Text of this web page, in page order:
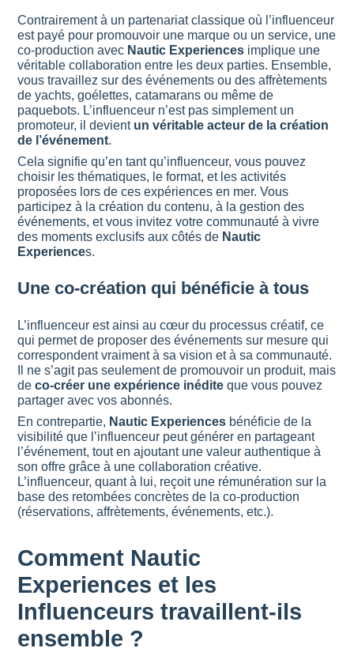
Contrairement à un partenariat classique où l’influenceur
est payé pour promouvoir une marque ou un service, une
co-production avec Nautic Experiences implique une
véritable collaboration entre les deux parties. Ensemble,
vous travaillez sur des événements ou des affrètements
de yachts, goélettes, catamarans ou même de
paquebots. L’influenceur n’est pas simplement un
promoteur, il devient un véritable acteur de la création
de l’événement.
Cela signifie qu’en tant qu’influenceur, vous pouvez
choisir les thématiques, le format, et les activités
proposées lors de ces expériences en mer. Vous
participez à la création du contenu, à la gestion des
événements, et vous invitez votre communauté à vivre
des moments exclusifs aux côtés de Nautic
Experiences.
Une co-création qui bénéficie à tous
L’influenceur est ainsi au cœur du processus créatif, ce
qui permet de proposer des événements sur mesure qui
correspondent vraiment à sa vision et à sa communauté.
Il ne s’agit pas seulement de promouvoir un produit, mais
deco-créer une expérience inédite que vous pouvez
partager avec vos abonnés.
En contrepartie, Nautic Experiences bénéficie de la
visibilité que l’influenceur peut générer en partageant
l’événement, tout en ajoutant une valeur authentique à
son offre grâce à une collaboration créative.
L’influenceur, quant à lui, reçoit une rémunération sur la
base des retombées concrètes de la co-production
(réservations, affrètements, événements, etc.).
Comment Nautic
Experiences et les
Influenceurs travaillent-ils
ensemble ?